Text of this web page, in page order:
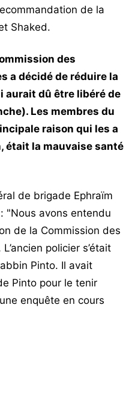
de la
Shaked.
des
a décidé de réduire la
aurait dû être libéré de
Les membres du
raison qui les a
était la mauvaise santé
de brigade Ephraïm
"Nous avons entendu
de la Commission des
policier s’était
Pinto. Il avait
Pinto pour le tenir
enquête en cours